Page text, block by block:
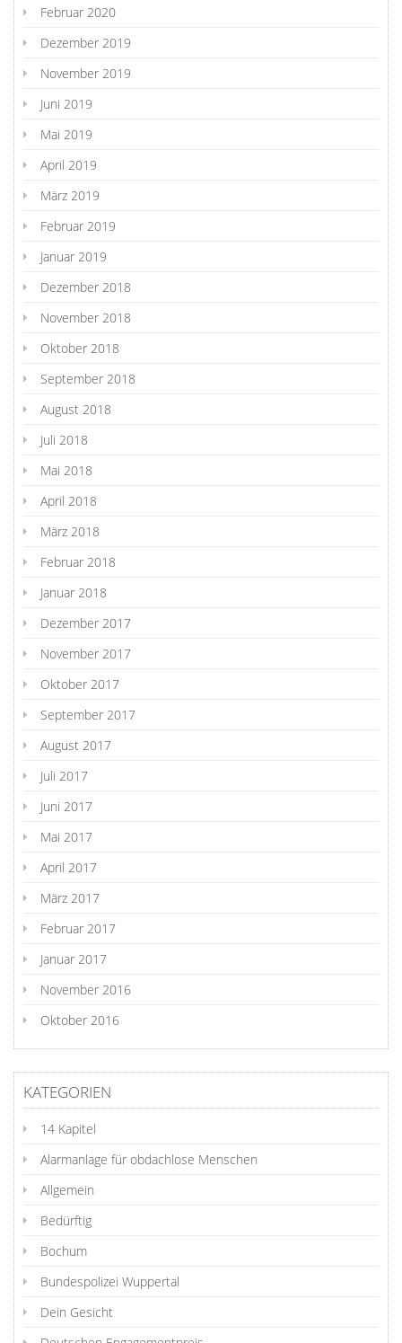
Februar 2020
Dezember 2019
November 2019
Juni 2019
Mai 2019
April 2019
März 2019
Februar 2019
Januar 2019
Dezember 2018
November 2018
Oktober 2018
September 2018
August 2018
Juli 2018
Mai 2018
April 2018
März 2018
Februar 2018
Januar 2018
Dezember 2017
November 2017
Oktober 2017
September 2017
August 2017
Juli 2017
Juni 2017
Mai 2017
April 2017
März 2017
Februar 2017
Januar 2017
November 2016
Oktober 2016
KATEGORIEN
14 Kapitel
Alarmanlage für obdachlose Menschen
Allgemein
Bedürftig
Bochum
Bundespolizei Wuppertal
Dein Gesicht